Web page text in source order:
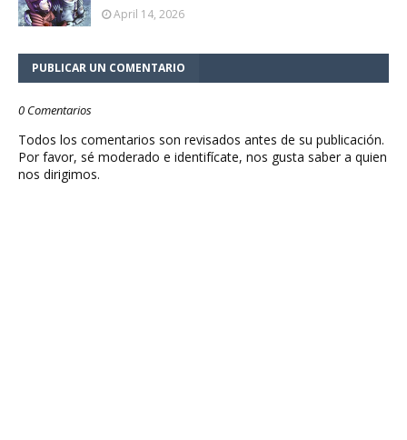
April 14, 2026
PUBLICAR UN COMENTARIO
0 Comentarios
Todos los comentarios son revisados antes de su publicación.
Por favor, sé moderado e identifícate, nos gusta saber a quien
nos dirigimos.